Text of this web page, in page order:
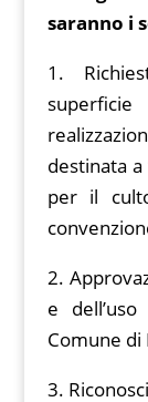
saranno i
1.
destinata
per il
2.
e
Comune di
3.